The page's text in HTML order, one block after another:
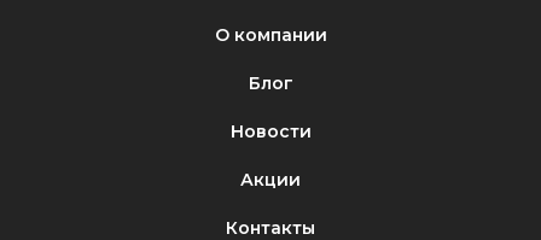
О компании
Блог
Новости
Акции
Контакты